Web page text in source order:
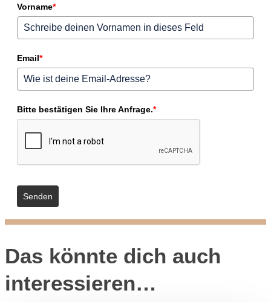
Vorname*
Email*
Bitte bestätigen Sie Ihre Anfrage.*
Senden
Das könnte dich auch
interessieren…